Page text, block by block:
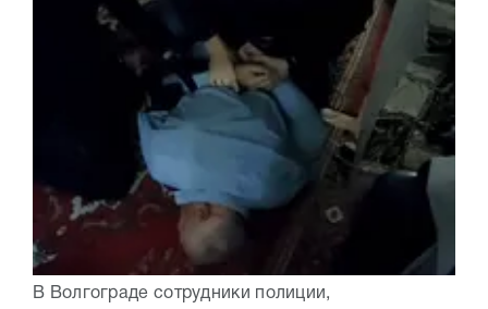
В Волгограде сотрудники полиции,